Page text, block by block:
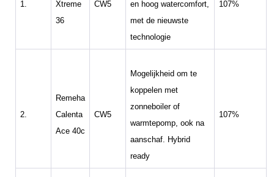
1.
Xtreme
36
CW5
en hoog watercomfort,
met de nieuwste
technologie
107%
2.
Remeha
Calenta
Ace 40c
CW5
Mogelijkheid om te
koppelen met
zonneboiler of
warmtepomp, ook na
aanschaf. Hybrid
ready
107%